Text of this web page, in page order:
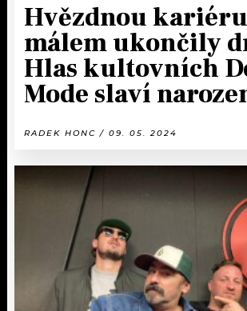
MIX
OSTATNÍ
Hvězdnou
málem ukončily
Hlas kultovních
Mode slaví
RADEK HONC / 09. 05. 2024